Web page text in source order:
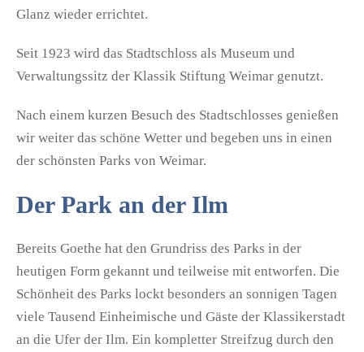
Glanz wieder errichtet.
Seit 1923 wird das Stadtschloss als Museum und
Verwaltungssitz der Klassik Stiftung Weimar genutzt.
Nach einem kurzen Besuch des Stadtschlosses genießen
wir weiter das schöne Wetter und begeben uns in einen
der schönsten Parks von Weimar.
Der Park an der Ilm
Bereits Goethe hat den Grundriss des Parks in der
heutigen Form gekannt und teilweise mit entworfen. Die
Schönheit des Parks lockt besonders an sonnigen Tagen
viele Tausend Einheimische und Gäste der Klassikerstadt
an die Ufer der Ilm. Ein kompletter Streifzug durch den